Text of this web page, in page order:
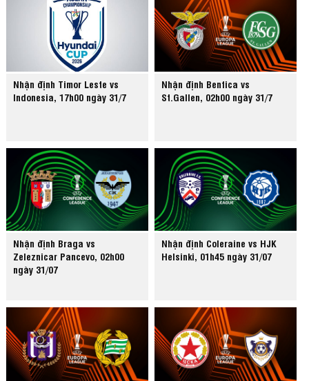
Nhận định Timor Leste vs
Indonesia, 17h00 ngày 31/7
Nhận định Benfica vs
St.Gallen, 02h00 ngày 31/7
Nhận định Braga vs
Zeleznicar Pancevo, 02h00
ngày 31/07
Nhận định Coleraine vs HJK
Helsinki, 01h45 ngày 31/07